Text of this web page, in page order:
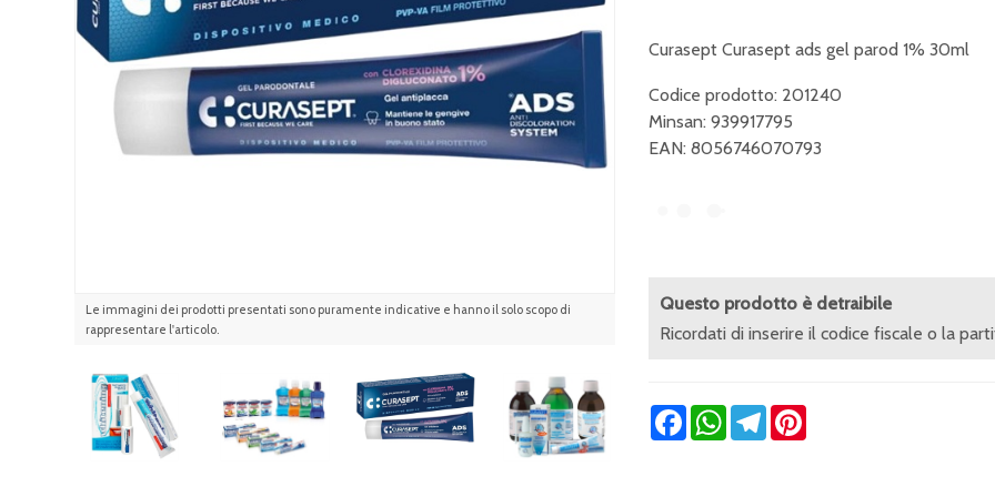
Le immagini dei prodotti presentati sono puramente indicative e hanno il solo scopo di
rappresentare l'articolo.
Curasept Curasept ads gel parod 1% 30ml
Codice prodotto: 201240
Minsan: 939917795
EAN: 8056746070793
Questo prodotto è detraibile
Ricordati di inserire il codice fiscale o la
FacebookWhatsApp
TelegramPinterest